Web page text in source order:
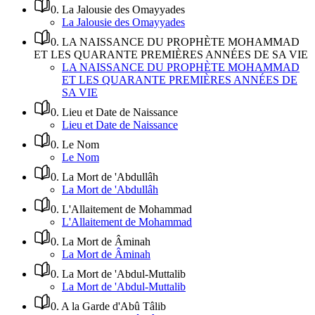
0. La Jalousie des Omayyades
La Jalousie des Omayyades
0. LA NAISSANCE DU PROPHÈTE MOHAMMAD
ET LES QUARANTE PREMIÈRES ANNÉES DE SA VIE
LA NAISSANCE DU PROPHÈTE MOHAMMAD
ET LES QUARANTE PREMIÈRES ANNÉES DE
SA VIE
0. Lieu et Date de Naissance
Lieu et Date de Naissance
0. Le Nom
Le Nom
0. La Mort de 'Abdullâh
La Mort de 'Abdullâh
0. L'Allaitement de Mohammad
L'Allaitement de Mohammad
0. La Mort de Âminah
La Mort de Âminah
0. La Mort de 'Abdul-Muttalib
La Mort de 'Abdul-Muttalib
0. A la Garde d'Abû Tâlib